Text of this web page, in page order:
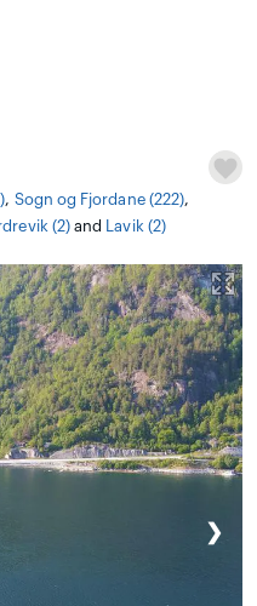
, Sogn og Fjordane (222),
(2) and Lavik (2)
❯